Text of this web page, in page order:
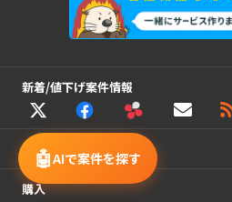
🤖AIで案件を探す
新着/値下げ案件情報
売却
購入